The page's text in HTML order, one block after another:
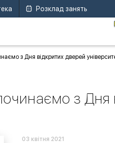
Розклад занять
з Дня відкритих дверей
з Дня
03 квітня 2021